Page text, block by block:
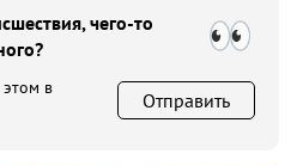
чего-то
в
Отправить